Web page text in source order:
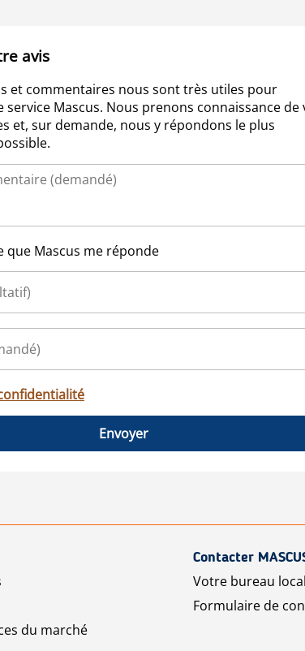
avis
et commentaires nous sont très utiles pour
service Mascus. Nous prenons connaissance de
et, sur demande, nous y répondons le plus
que Mascus me réponde
Envoyer
du marché
Contacter
Votre bureau
Formulaire de